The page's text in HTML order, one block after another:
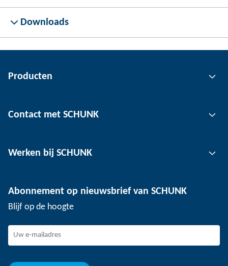
Downloads
Producten
Automatiseringstechnologie
Klemtechnologie voor werkstukken
Contact met SCHUNK
Locaties
Evenementen
Werken bij SCHUNK
SCHUNK de werkgever
Aan de slag bij SCHUNK
Abonnement op nieuwsbrief van SCHUNK
Blijf op de hoogte